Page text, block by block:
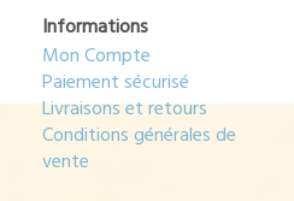
Informations
Mon Compte
Paiement sécurisé
Livraisons et retours
Conditions générales de
vente